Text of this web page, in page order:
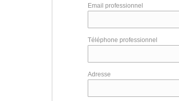
Email professionnel
Téléphone professionnel
Adresse